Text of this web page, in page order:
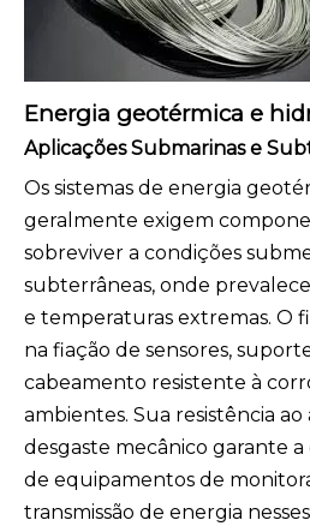
Energia geotérmica e
Aplicações Submarinas e
Os sistemas de energia
geralmente exigem
sobreviver a condições
subterrâneas, onde
e temperaturas extremas. O
na fiação de sensores,
cabeamento resistente à
ambientes. Sua resistência
desgaste mecânico garante a
de equipamentos de
transmissão de energia